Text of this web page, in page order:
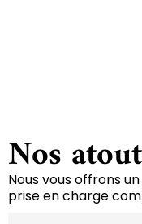
Nos
Nous vous offrons
prise en charge